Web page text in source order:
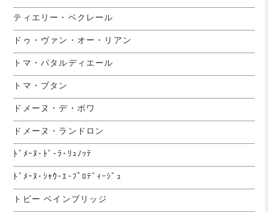
ティエリー・ベクレール
ドゥ・ヴァン・オー・リアン
トマ・バタルディエール
トマ・ブタン
ドメーヌ・デ・ボワ
ドメーヌ・ランドロン
ﾄﾞﾒｰﾇ･ﾄﾞ･ﾗ･ﾘｭﾉｯﾃ
ﾄﾞﾒｰﾇ･ｼｬｳ･ｴ･ﾌﾟﾛﾃﾞｨｰｼﾞｭ
トビー ベインブリッジ